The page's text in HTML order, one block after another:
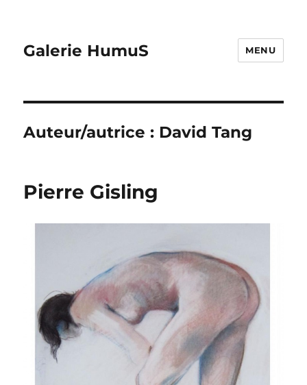
Galerie HumuS MENU
Auteur/autrice : David Tang
Pierre Gisling